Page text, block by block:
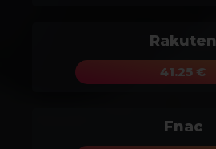
Rakuten
41.25 €
Fnac